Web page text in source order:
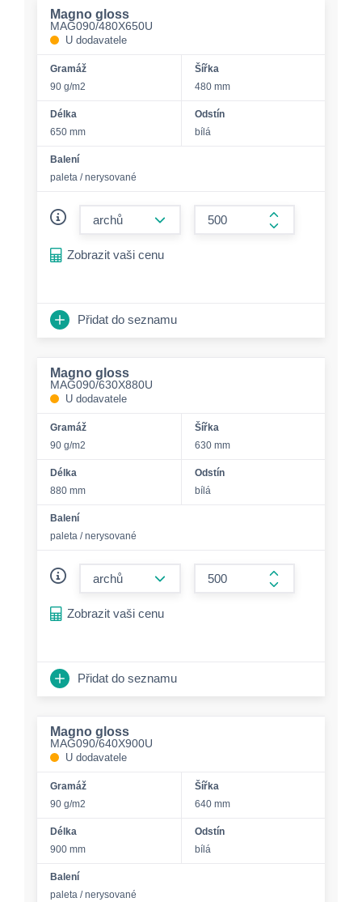
Magno gloss
MAG090/480X650U
U dodavatele
Gramáž
90 g/m2
Šířka
480 mm
Délka
650 mm
Odstín
bílá
Balení
paleta / nerysované
form.increase-
Zobrazit vaši cenu
Přidat do seznamu
Magno gloss
MAG090/630X880U
U dodavatele
Gramáž
90 g/m2
Šířka
630 mm
Délka
880 mm
Odstín
bílá
Balení
paleta / nerysované
form.increase-
Zobrazit vaši cenu
Přidat do seznamu
Magno gloss
MAG090/640X900U
U dodavatele
Gramáž
90 g/m2
Šířka
640 mm
Délka
900 mm
Odstín
bílá
Balení
paleta / nerysované